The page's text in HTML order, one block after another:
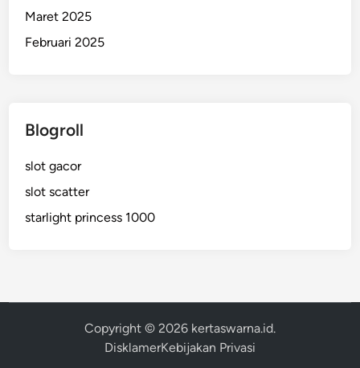
Maret 2025
Februari 2025
Blogroll
slot gacor
slot scatter
starlight princess 1000
Copyright © 2026 kertaswarna.id.
DisklamerKebijakan Privasi